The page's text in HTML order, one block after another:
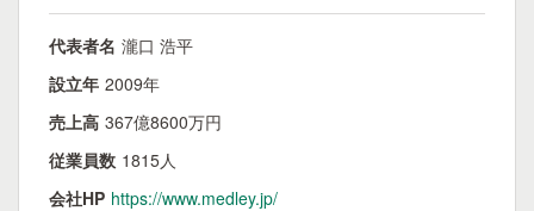
代表者名 瀧口 浩平
設立年 2009年
売上高 367億8600万円
従業員数 1815人
会社HP https://www.medley.jp/